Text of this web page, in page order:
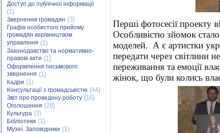
Доступ до публічної інформації
(1)
Звернення громадян (3)
Графік особистого прийому
громадян керівництвом
управління (1)
Законодавство та нормативно-
правові акти (1)
Оформлення письмового
звернення (1)
Кадри (1)
Консультації з громадськістю (44)
Звіт про проведену роботу (16)
Оголошення (28)
Культура (3)
Бібліотеки (1)
Музеї. Заповідники (1)
Перші фотосесії проекту
Особливістю зйомок
моделей. А є артистки
передати через світлини
переживання та емоції
жінок, що були колись